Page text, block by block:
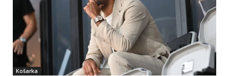
Košarka